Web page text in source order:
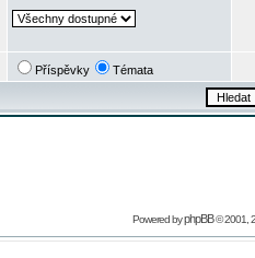
Příspěvky Témata
Powered byphpBB© 2001,